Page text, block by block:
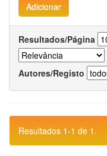
Resultados/Página
Autores/Registo
Resultados 1-1 de 1.